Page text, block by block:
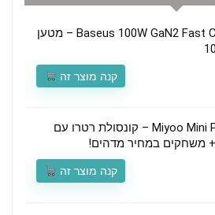
Baseus 100W GaN2 Fast Charger – מטען
קנה מוצר זה
Miyoo Mini Plus V4 – קונסולת רטרו עם
קנה מוצר זה